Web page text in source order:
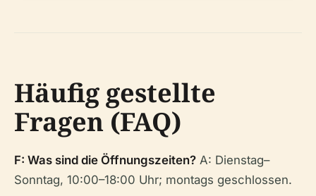
Häufig gestellte
Fragen (FAQ)
F: Was sind die Öffnungszeiten? A: Dienstag–
Sonntag, 10:00–18:00 Uhr; montags geschlossen.